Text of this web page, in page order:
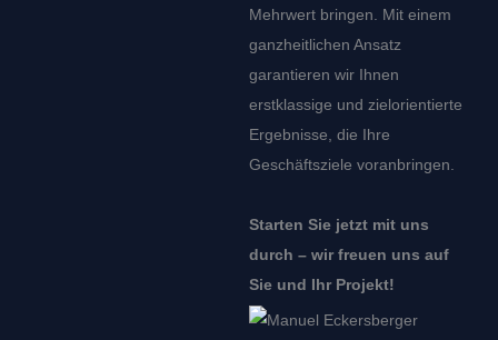
Mehrwert bringen. Mit einem
ganzheitlichen Ansatz
garantieren wir Ihnen
erstklassige und zielorientierte
Ergebnisse, die Ihre
Geschäftsziele voranbringen.
Starten Sie jetzt mit uns
durch – wir freuen uns auf
Sie und Ihr Projekt!